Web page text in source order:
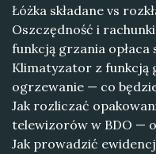
Łóżka składane vs
Oszczędność i
funkcją grzania opłaca
Klimatyzator z funkcją
ogrzewanie — co
Jak rozliczać
telewizorów w BDO —
Jak prowadzić